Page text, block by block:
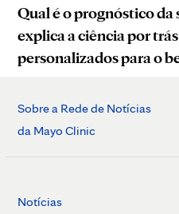
Qual é o prognóstico da
explica a ciência por
personalizados para o
Sobre a Rede de Notícias
da Mayo Clinic
Notícias